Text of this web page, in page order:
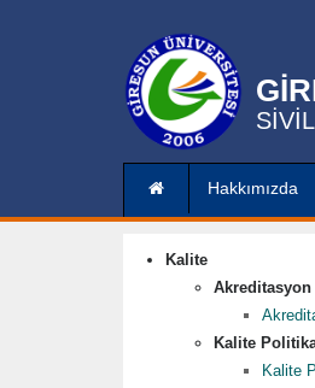
Hakkımızda
Kalite
Akreditasyon
Kalite
Kalite